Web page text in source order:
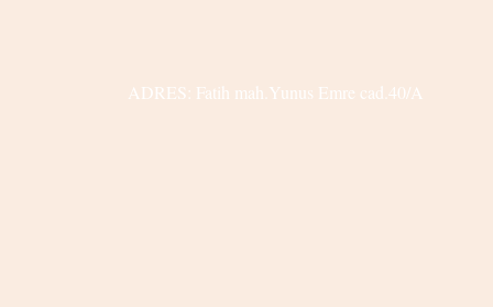
ADRES: Fatih mah.Yunus Emre